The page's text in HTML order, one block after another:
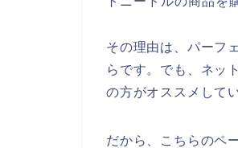
その理由は、パーフ
らです。でも、ネッ
の方がオススメして
だから、こちらのペ